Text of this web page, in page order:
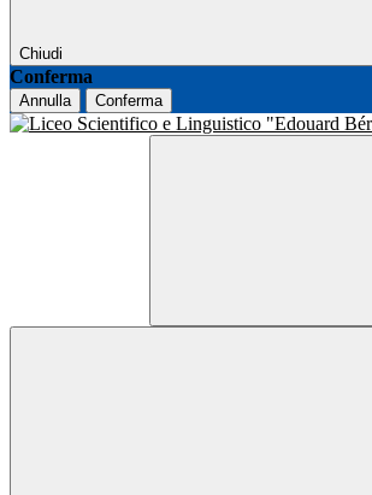
Chiudi
Conferma
Annulla Conferma